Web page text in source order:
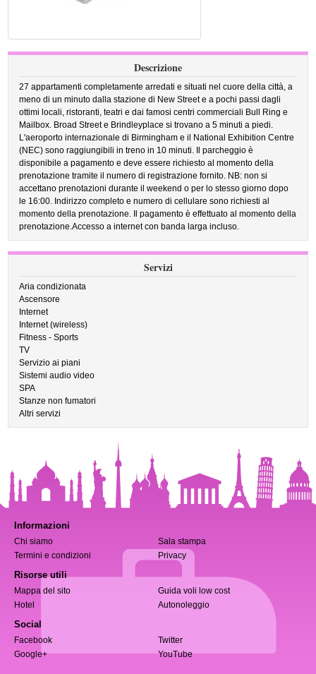
Descrizione
27 appartamenti completamente arredati e situati nel cuore della città, a
meno di un minuto dalla stazione di New Street e a pochi passi dagli
ottimi locali, ristoranti, teatri e dai famosi centri commerciali Bull Ring e
Mailbox. Broad Street e Brindleyplace si trovano a 5 minuti a piedi.
L'aeroporto internazionale di Birmingham e il National Exhibition Centre
(NEC) sono raggiungibili in treno in 10 minuti. Il parcheggio è
disponibile a pagamento e deve essere richiesto al momento della
prenotazione tramite il numero di registrazione fornito. NB: non si
accettano prenotazioni durante il weekend o per lo stesso giorno dopo
le 16:00. Indirizzo completo e numero di cellulare sono richiesti al
momento della prenotazione. Il pagamento è effettuato al momento della
prenotazione.Accesso a internet con banda larga incluso.
Servizi
Aria condizionata
Ascensore
Internet
Internet (wireless)
Fitness - Sports
TV
Servizio ai piani
Sistemi audio video
SPA
Stanze non fumatori
Altri servizi
Informazioni
Chi siamo
Sala stampa
Termini e condizioni
Privacy
Risorse utili
Mappa del sito
Guida voli low cost
Hotel
Autonoleggio
Social
Facebook
Twitter
Google+
YouTube